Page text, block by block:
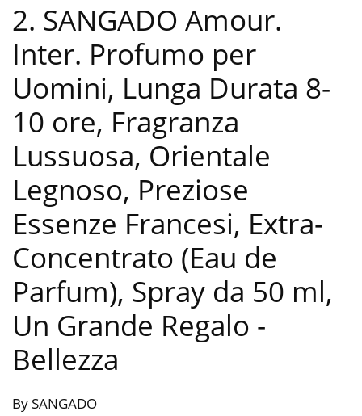
2. SANGADO Amour.
Inter. Profumo per
Uomini, Lunga Durata 8-
10 ore, Fragranza
Lussuosa, Orientale
Legnoso, Preziose
Essenze Francesi, Extra-
Concentrato (Eau de
Parfum), Spray da 50 ml,
Un Grande Regalo -
Bellezza
By SANGADO